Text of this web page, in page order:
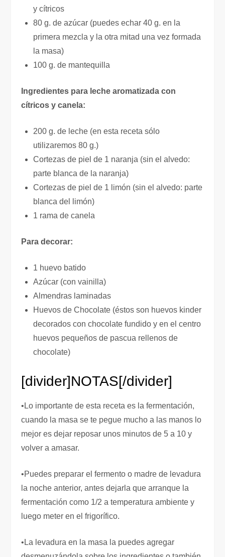
y cítricos
80 g. de azúcar (puedes echar 40 g. en la
primera mezcla y la otra mitad una vez formada
la masa)
100 g. de mantequilla
Ingredientes para leche aromatizada con
cítricos y canela:
200 g. de leche (en esta receta sólo
utilizaremos 80 g.)
Cortezas de piel de 1 naranja (sin el alvedo:
parte blanca de la naranja)
Cortezas de piel de 1 limón (sin el alvedo: parte
blanca del limón)
1 rama de canela
Para decorar:
1 huevo batido
Azúcar (con vainilla)
Almendras laminadas
Huevos de Chocolate (éstos son huevos kinder
decorados con chocolate fundido y en el centro
huevos pequeños de pascua rellenos de
chocolate)
[divider]NOTAS[/divider]
•Lo importante de esta receta es la fermentación,
cuando la masa se te pegue mucho a las manos lo
mejor es dejar reposar unos minutos de 5 a 10 y
volver a amasar.
•Puedes preparar el fermento o madre de levadura
la noche anterior, antes dejarla que arranque la
fermentación como 1/2 a temperatura ambiente y
luego meter en el frigorífico.
•La levadura en la masa la puedes agregar